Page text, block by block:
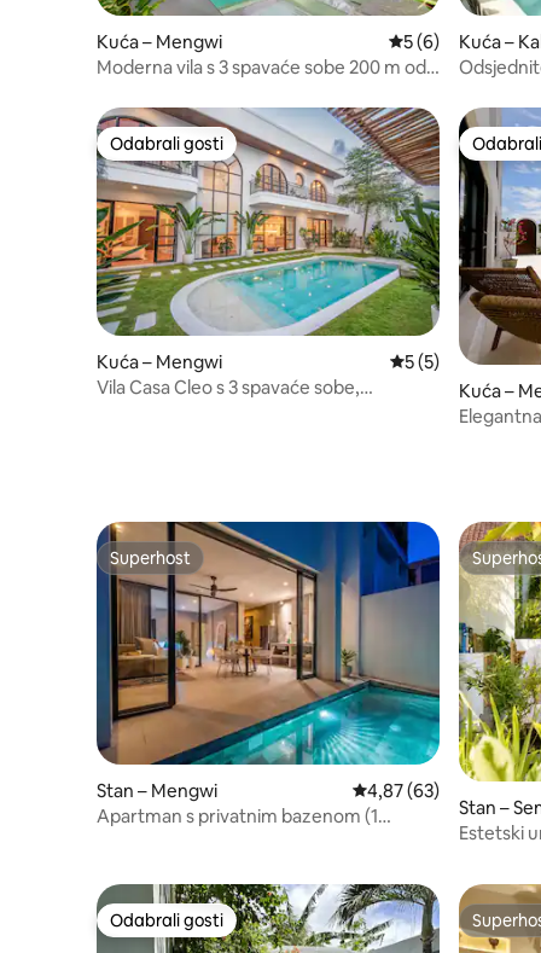
Kuća – Mengwi Prosječna
5 (6)
Moderna vila s 3 spavaće sobe 200 m od
Kuća –
Odabrali gosti
Odabrali gosti
Kuća – Mengwi Prosječna
5 (5)
Vila Casa Cleo s 3 spavaće sobe,
Kuća –
Superhost
Superhost
Stan – Mengwi Prosječna ocjena:
4,87 (63)
Apartman s privatnim bazenom (1
Stan
Estetski
Odabrali gosti
Odabrali gosti